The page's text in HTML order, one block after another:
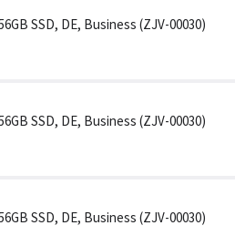
SSD, DE, Business (ZJV-00030)
SSD, DE, Business (ZJV-00030)
SSD, DE, Business (ZJV-00030)